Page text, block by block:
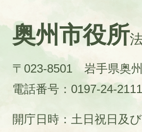
奥州市役所
〒023-8501 岩手県奥
電話番号：0197-24-
開庁日時：土日祝日及